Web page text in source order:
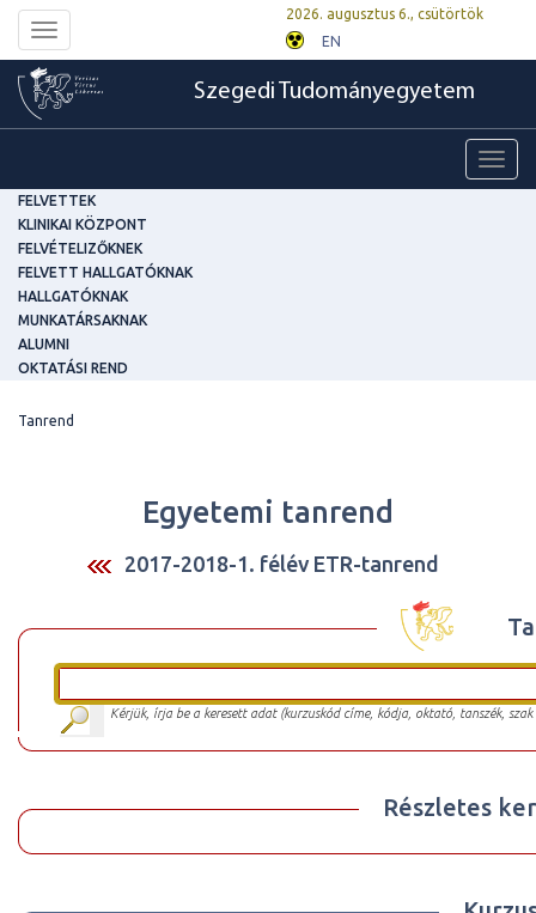
Toggle
navigation
2026. augusztus 6., csütörtök
EN
Szegedi Tudományegyetem
FELVETTEK
KLINIKAI KÖZPONT
FELVÉTELIZŐKNEK
FELVETT HALLGATÓKNAK
HALLGATÓKNAK
MUNKATÁRSAKNAK
ALUMNI
OKTATÁSI REND
Tanrend
Egyetemi tanrend
2017-2018-1. félév ETR-tanrend
Kérjük, írja be a keresett adat (kurzuskód címe, kódja, oktató, tanszék,
Részletes